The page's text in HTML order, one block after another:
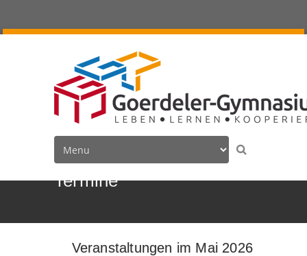
Termine
Veranstaltungen im Mai 2026